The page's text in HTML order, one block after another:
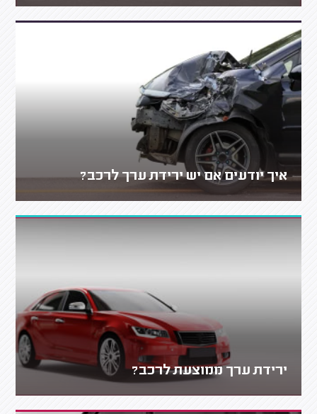
איך יודעים אם יש ירידת ערך לרכב?
ירידת ערך ממוצעת לרכב?